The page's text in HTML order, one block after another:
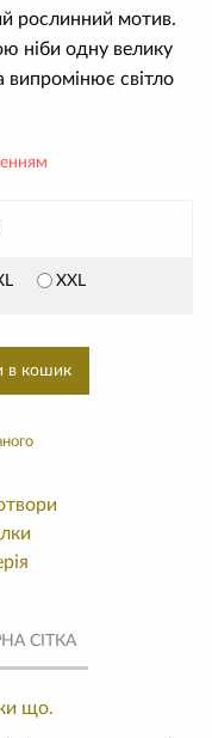
рослинний мотив.
ніби одну велику
випромінює світло
XXL
в кошик
СІТКА
що.